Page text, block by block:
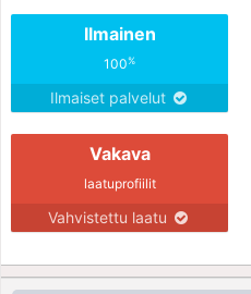
Ilmainen
100%
Ilmaiset palvelut
Vakava
laatuprofiilit
Vahvistettu laatu